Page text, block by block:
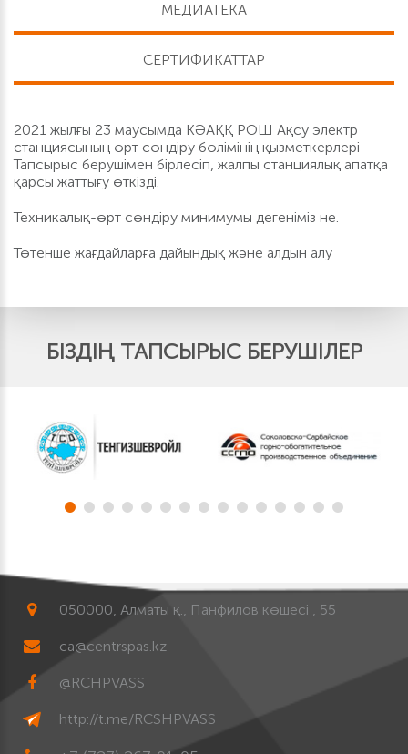
МЕДИАТЕКА
СЕРТИФИКАТТАР
2021 жылғы 23 маусымда КӘАҚҚ РОШ Ақсу электр
станциясының өрт сөндіру бөлімінің қызметкерлері
Тапсырыс берушімен бірлесіп, жалпы станциялық апатқа
қарсы жаттығу өткізді.
Техникалық-өрт сөндіру минимумы дегеніміз не.
Төтенше жағдайларға дайындық және алдын алу
БІЗДІҢ ТАПСЫРЫС БЕРУШІЛЕР
050000, Алматы қ., Панфилов көшесі , 55
ca@centrspas.kz
@RCHPVASS
http://t.me/RCSHPVASS